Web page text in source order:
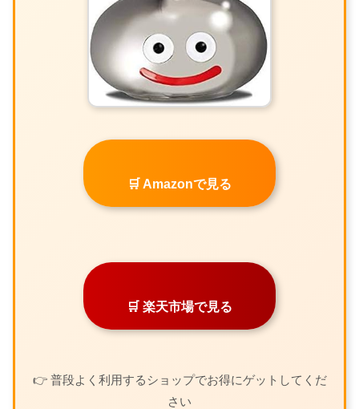
🛒 Amazonで見る
🛒 楽天市場で見る
👉 普段よく利用するショップでお得にゲットしてくだ
さい